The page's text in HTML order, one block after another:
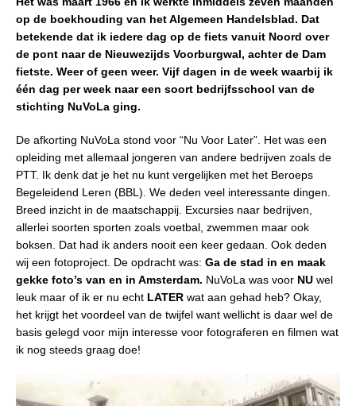
op de boekhouding van het Algemeen Handelsblad. Dat
betekende dat ik iedere dag op de fiets vanuit Noord over
de pont naar de Nieuwezijds Voorburgwal, achter de Dam
fietste. Weer of geen weer. Vijf dagen in de week waarbij ik
één dag per week naar een soort bedrijfsschool van de
stichting NuVoLa ging.
De afkorting NuVoLa stond voor “Nu Voor Later”. Het was een
opleiding met allemaal jongeren van andere bedrijven zoals de
PTT. Ik denk dat je het nu kunt vergelijken met het Beroeps
Begeleidend Leren (BBL). We deden veel interessante dingen.
Breed inzicht in de maatschappij. Excursies naar bedrijven,
allerlei soorten sporten zoals voetbal, zwemmen maar ook
boksen. Dat had ik anders nooit een keer gedaan. Ook deden
wij een fotoproject. De opdracht was: Ga de stad in en maak
gekke foto’s van en in Amsterdam. NuVoLa was voor NU wel
leuk maar of ik er nu echt LATER wat aan gehad heb? Okay,
het krijgt het voordeel van de twijfel want wellicht is daar wel de
basis gelegd voor mijn interesse voor fotograferen en filmen wat
ik nog steeds graag doe!